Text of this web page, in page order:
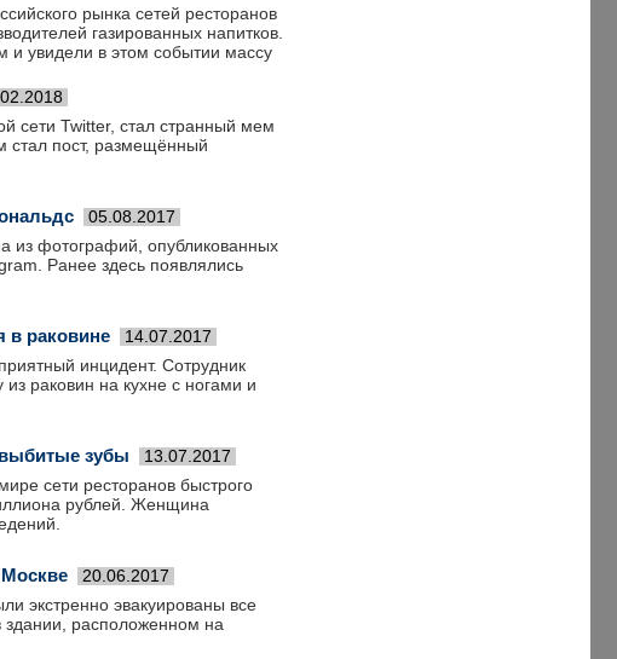
рынка сетей ресторанов
газированных напитков.
и увидели в этом событии массу
сети Twitter, стал странный мем
стал пост, размещённый
05.08.2017
из фотографий, опубликованных
Ранее здесь появлялись
в раковине 14.07.2017
инцидент. Сотрудник
раковин на кухне с ногами и
выбитые зубы 13.07.2017
сети ресторанов быстрого
рублей. Женщина
20.06.2017
экстренно эвакуированы все
здании, расположенном на